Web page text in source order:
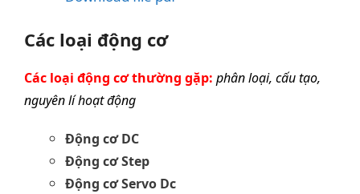
Các loại động cơ
Các loại động cơ thường gặp: phân loại, cấu tạo,
nguyên lí hoạt động
Động cơ DC
Động cơ Step
Động cơ Servo Dc